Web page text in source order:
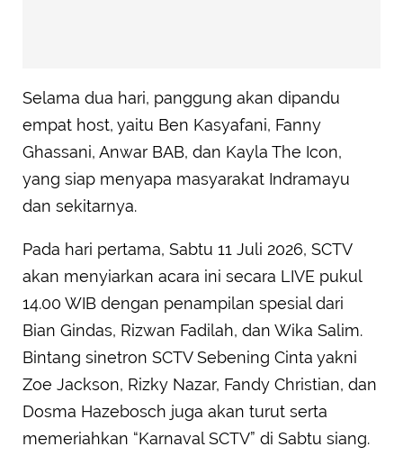
Selama dua hari, panggung akan dipandu
empat host, yaitu Ben Kasyafani, Fanny
Ghassani, Anwar BAB, dan Kayla The Icon,
yang siap menyapa masyarakat Indramayu
dan sekitarnya.
Pada hari pertama, Sabtu 11 Juli 2026, SCTV
akan menyiarkan acara ini secara LIVE pukul
14.00 WIB dengan penampilan spesial dari
Bian Gindas, Rizwan Fadilah, dan Wika Salim.
Bintang sinetron SCTV Sebening Cinta yakni
Zoe Jackson, Rizky Nazar, Fandy Christian, dan
Dosma Hazebosch juga akan turut serta
memeriahkan “Karnaval SCTV” di Sabtu siang.